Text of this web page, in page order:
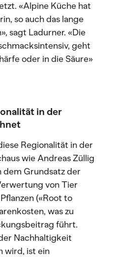
«Alpine Küche hat
so auch das lange
sagt Ladurner. «Die
geht
oder in die Säure»
in der
Regionalität in der
wie Andreas Züllig
dem Grundsatz der
von Tier
(«Root to
was zu
führt.
Nachhaltigkeit
wird, ist ein